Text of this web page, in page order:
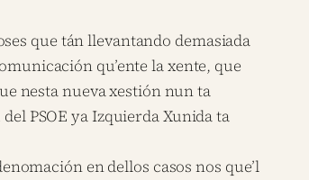
que tán llevantando demasiada
qu’ente la xente, que
nesta nueva xestión nun ta
PSOE ya Izquierda Xunida ta
en dellos casos nos que’l